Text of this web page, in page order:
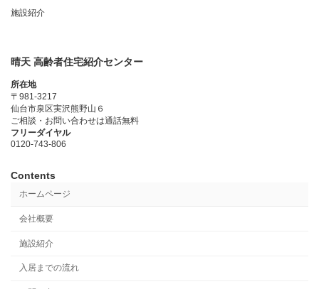
施設紹介
晴天 高齢者住宅紹介センター
所在地
〒981-3217
仙台市泉区実沢熊野山６
ご相談・お問い合わせは通話無料
フリーダイヤル
0120-743-806
Contents
ホームページ
会社概要
施設紹介
入居までの流れ